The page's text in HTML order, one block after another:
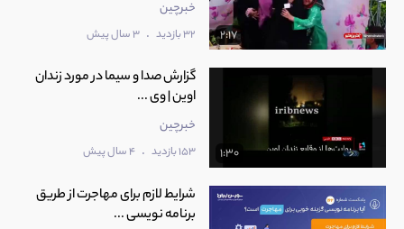
2:17
خبرچین
32 بازدید . 3 سال پیش
1:30
گزارش صدا و سیما در مورد زندان
اوین | وی ...
خبرچین
153 بازدید . 4 سال پیش
شرایط لازم برای مهاجرت از طریق
برنامه نویسی ...